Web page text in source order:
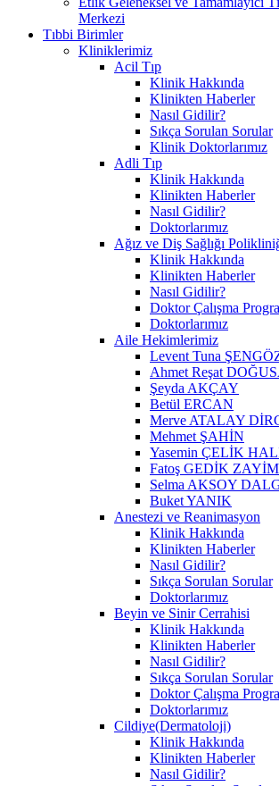
Merkezi
Tıbbi Birimler
Kliniklerimiz
Acil Tıp
Klinik Hakkında
Klinikten Haberler
Nasıl Gidilir?
Sıkça Sorulan Sorular
Klinik Doktorlarımız
Adli Tıp
Klinik Hakkında
Klinikten Haberler
Nasıl Gidilir?
Doktorlarımız
Ağız ve Diş Sağlığı
Klinik Hakkında
Klinikten Haberler
Nasıl Gidilir?
Doktor Çalışma
Doktorlarımız
Aile Hekimlerimiz
Levent Tuna
Ahmet Reşat
Şeyda AKÇAY
Betül ERCAN
Merve ATALAY
Mehmet ŞAHİN
Yasemin ÇELİK
Fatoş GEDİK ZAYİM
Selma AKSOY
Buket YANIK
Anestezi ve Reanimasyon
Klinik Hakkında
Klinikten Haberler
Nasıl Gidilir?
Sıkça Sorulan Sorular
Doktorlarımız
Beyin ve Sinir Cerrahisi
Klinik Hakkında
Klinikten Haberler
Nasıl Gidilir?
Sıkça Sorulan Sorular
Doktor Çalışma
Doktorlarımız
Cildiye(Dermatoloji)
Klinik Hakkında
Klinikten Haberler
Nasıl Gidilir?